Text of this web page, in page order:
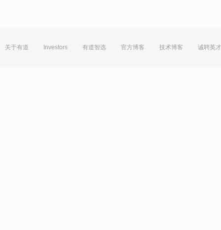
关于有道 Investors 有道智选 官方博客 技术博客 诚聘英才